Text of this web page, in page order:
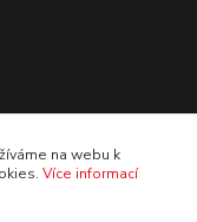
na webu k
Více informací